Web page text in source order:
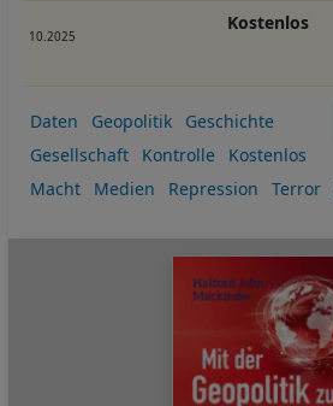
10.2025
Kostenlos
Daten Geopolitik
Geschichte
Gesellschaft
Kontrolle
Kostenlos
Macht
Medien Repression Terror